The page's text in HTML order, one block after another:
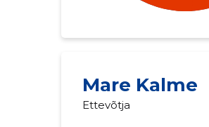
Mare Kalme
Ettevõtja